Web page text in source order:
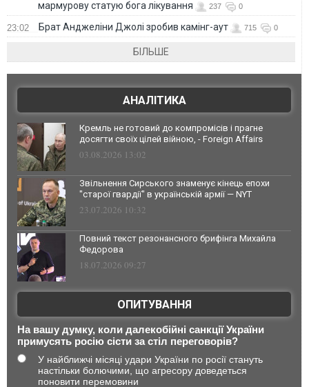
мармурову статую бога лікування 237 0
23:02 Брат Анджеліни Джолі зробив камінг-аут 715 0
БІЛЬШЕ
АНАЛІТИКА
Кремль не готовий до компромісів і прагне
досягти своїх цілей війною, - Foreign Affairs
03.08.2026 13:02
Звільнення Сирського знаменує кінець епохи
"старої гвардії" в українській армії — NYT
23.07.2026 10:32
Повний текст резонансного брифінга Михайла
Федорова
18.07.2026 09:27
ОПИТУВАННЯ
На вашу думку, коли далекобійні санкції України
примусять росію сісти за стіл переговорів?
У найближчі місяці удари України по росії стануть
настільки болючими, що агресору доведеться
поновити перемовини